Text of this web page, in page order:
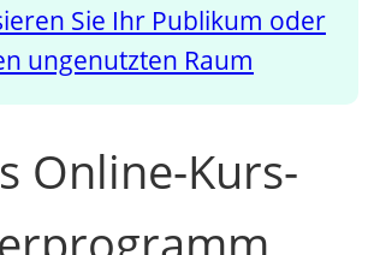
Sie Ihr Publikum oder
ungenutzten Raum
Online-Kurs-